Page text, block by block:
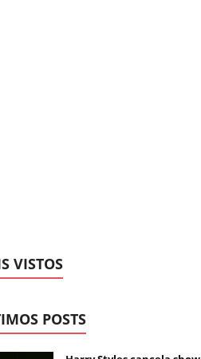
VISTOS
POSTS